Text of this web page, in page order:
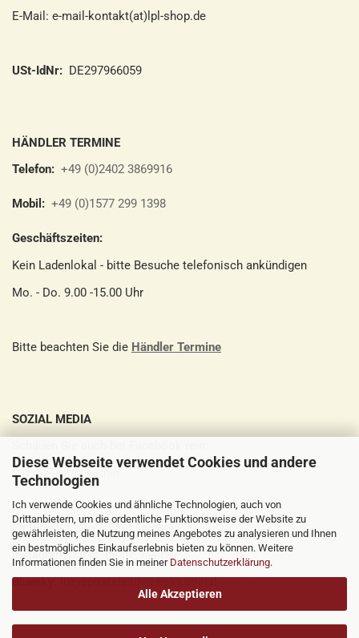
Diese Webseite verwendet Cookies und andere
Technologien
Ich verwende Cookies und ähnliche Technologien, auch von
Drittanbietern, um die ordentliche Funktionsweise der Website zu
gewährleisten, die Nutzung meines Angebotes zu analysieren und Ihnen
ein bestmögliches Einkaufserlebnis bieten zu können. Weitere
Informationen finden Sie in meiner Datenschutzerklärung.
Alle Akzeptieren
E-Mail: e-mail-kontakt(at)lpl-shop.de
USt-IdNr: DE297966059
HÄNDLER TERMINE
Telefon: +49 (0)2402 3869916
Mobil: +49 (0)1577 299 1398
Geschäftszeiten:
Kein Ladenlokal - bitte Besuche telefonisch ankündigen
Mo. - Do. 9.00 -15.00 Uhr
Bitte beachten Sie die Händler Termine
SOZIAL MEDIA
Luzys Pirate Leather
Pinterest:Luzys Pirate Leather
Instagram:luzys_pirate_leather
Bluesky:luzyspirateleather.bsky.social